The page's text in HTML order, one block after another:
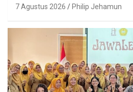
7 Agustus 2026 Philip Jehamun